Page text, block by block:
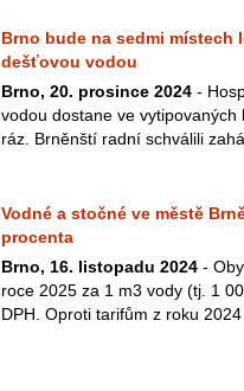
Brno bude na sedmi místech
dešťovou vodou
Brno, 20. prosince 2024 -
vodou dostane ve vytipovaných
ráz. Brněnští radní schválili
Vodné a stočné ve městě
procenta
Brno, 16. listopadu 2024 -
roce 2025 za 1 m3 vody (tj. 1
DPH. Oproti tarifům z roku